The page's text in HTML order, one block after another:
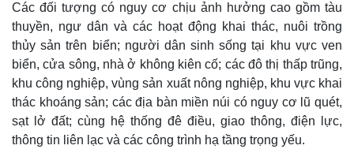
Các đối tượng có nguy cơ chịu ảnh hưởng cao gồm tàu
thuyền, ngư dân và các hoạt động khai thác, nuôi trồng
thủy sản trên biển; người dân sinh sống tại khu vực ven
biển, cửa sông, nhà ở không kiên cố; các đô thị thấp trũng,
khu công nghiệp, vùng sản xuất nông nghiệp, khu vực khai
thác khoáng sản; các địa bàn miền núi có nguy cơ lũ quét,
sạt lở đất; cùng hệ thống đê điều, giao thông, điện lực,
thông tin liên lạc và các công trình hạ tầng trọng yếu.